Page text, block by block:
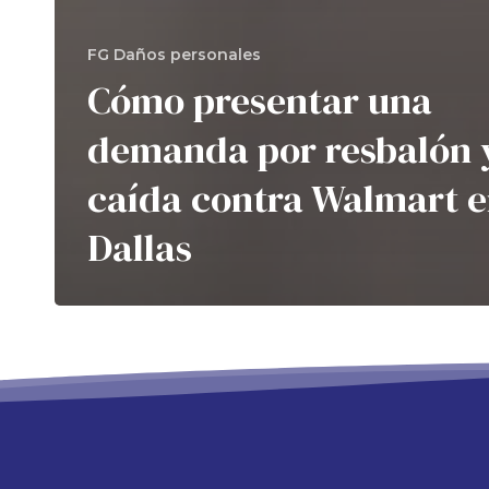
FG Daños personales
Cómo presentar una
demanda por resbalón
caída contra Walmart
Dallas